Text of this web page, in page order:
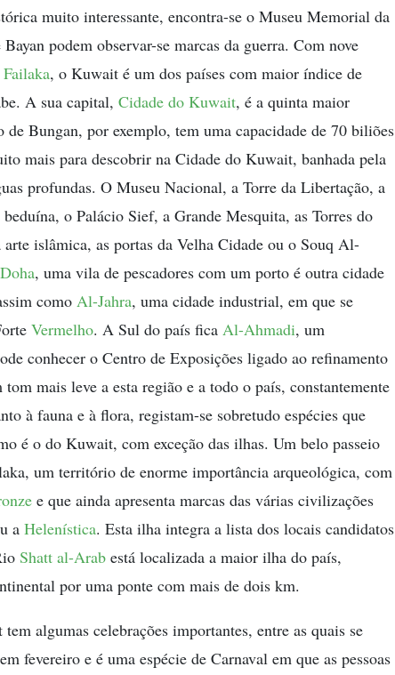
muito interessante, encontra-se o Museu Memorial da
podem observar-se marcas da guerra. Com nove
Failaka, o Kuwait é um dos países com maior índice de
A sua capital, Cidade do Kuwait, é a quinta maior
Bungan, por exemplo, tem uma capacidade de 70 biliões
mais para descobrir na Cidade do Kuwait, banhada pela
profundas. O Museu Nacional, a Torre da Libertação, a
o Palácio Sief, a Grande Mesquita, as Torres do
islâmica, as portas da Velha Cidade ou o Souq Al-
Doha, uma vila de pescadores com um porto é outra cidade
como Al-Jahra, uma cidade industrial, em que se
Vermelho. A Sul do país fica Al-Ahmadi, um
conhecer o Centro de Exposições ligado ao refinamento
mais leve a esta região e a todo o país, constantemente
à fauna e à flora, registam-se sobretudo espécies que
é o do Kuwait, com exceção das ilhas. Um belo passeio
um território de enorme importância arqueológica, com
e que ainda apresenta marcas das várias civilizações
a Helenística. Esta ilha integra a lista dos locais candidatos
Shatt al-Arab está localizada a maior ilha do país,
por uma ponte com mais de dois km.
algumas celebrações importantes, entre as quais se
fevereiro e é uma espécie de Carnaval em que as pessoas